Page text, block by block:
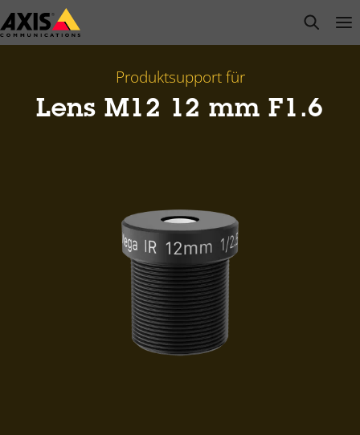
Zum
Hauptinhalt
open
Produktsupport für
Lens M12 12 mm F1.6